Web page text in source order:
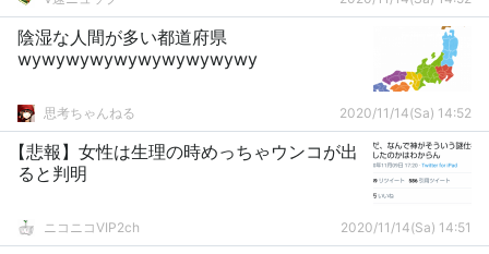
陰湿な人間が多い都道府県
wywywywywywywywywywy
思考ちゃんねる 2020/11/14(Sa) 14:52
【悲報】女性は生理の時めっちゃウンコが出
ると判明
ニコニコVIP2ch 2020/11/14(Sa) 14:51